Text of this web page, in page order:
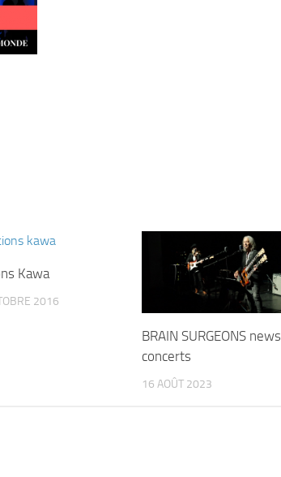
Kawa
2016
BRAIN SURGEONS news
concerts
16 AOÛT 2023